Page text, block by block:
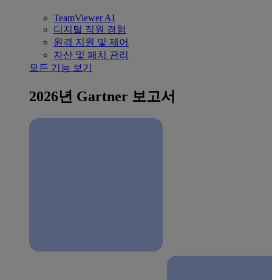
TeamViewer AI
디지털 직원 경험
원격 지원 및 제어
자산 및 패치 관리
모든 기능 보기
2026년 Gartner 보고서